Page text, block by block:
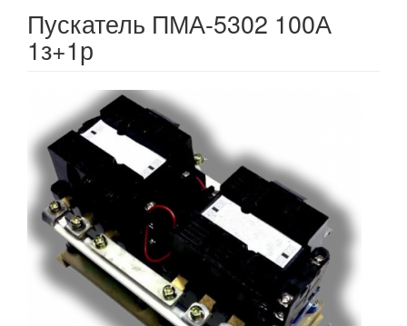
Пускатель ПМА-5302 100А
1з+1р